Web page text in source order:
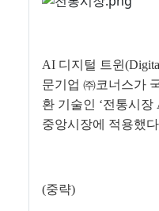
AI 디지털 트윈
문기업 ㈜코너스가
환 기술인 ‘전통시장
중앙시장에 적용했
(중략)